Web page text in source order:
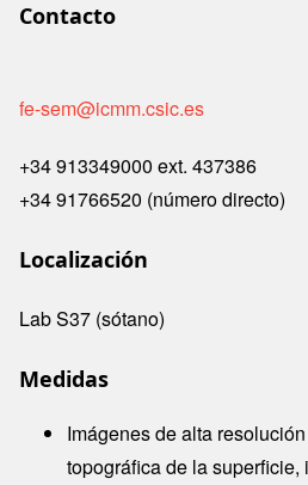
Contacto
fe-sem@icmm.csic.es
+34 913349000 ext. 437386
+34 91766520 (número directo)
Localización
Lab S37 (sótano)
Medidas
Imágenes de alta
topográfica de la